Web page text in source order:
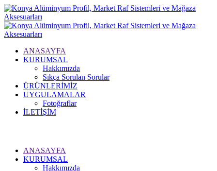
ANASAYFA
KURUMSAL
Hakkımızda
Sıkça Sorulan Sorular
ÜRÜNLERİMİZ
UYGULAMALAR
Fotoğraflar
İLETİŞİM
ANASAYFA
KURUMSAL
Hakkımızda